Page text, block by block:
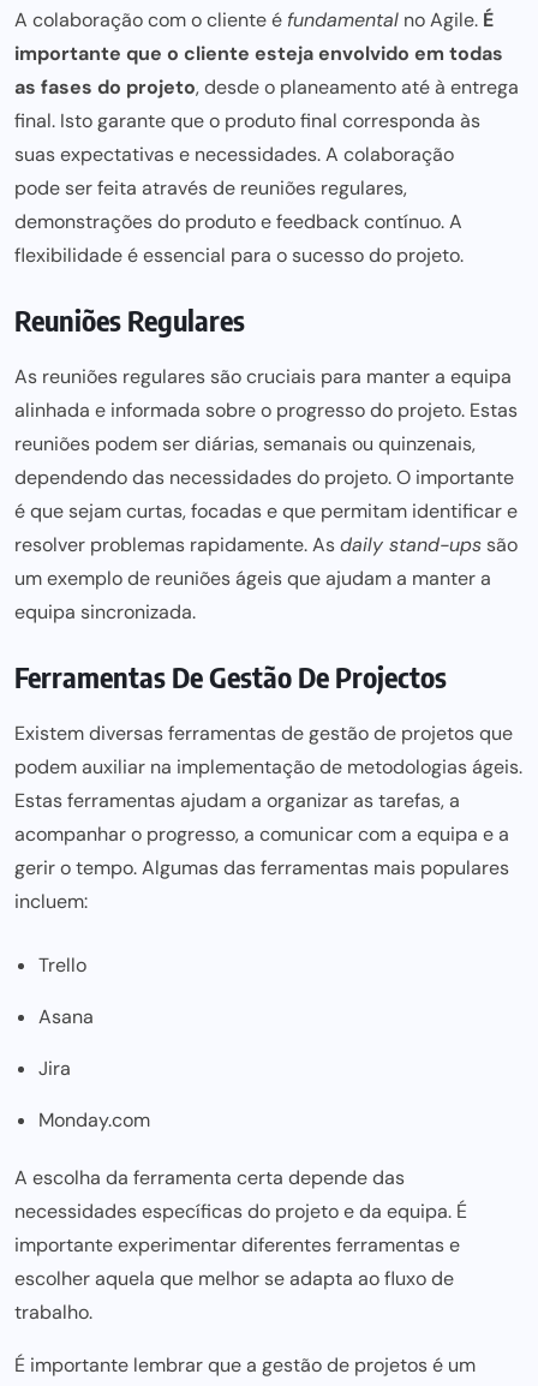
A colaboração com o cliente é fundamental no Agile. É
importante que o cliente esteja envolvido em todas
as fases do projeto, desde o planeamento até à entrega
final. Isto garante que o produto final corresponda às
suas expectativas e necessidades. A colaboração
pode serfeita através de reuniões regulares,
demonstrações do produto e feedback contínuo. A
flexibilidade é essencial para o sucesso do projeto.
Reuniões Regulares
As reuniões regulares são cruciais para manter a equipa
alinhada e informada sobre o progresso do projeto. Estas
reuniões podem serdiárias, semanais ou quinzenais,
dependendo das necessidades do projeto. O importante
é que sejam curtas, focadas e que permitam identificar e
resolver problemas rapidamente. Asdaily stand-upssão
um exemplo de reuniões ágeis que ajudam a manter a
equipa sincronizada.
Ferramentas De Gestão De Projectos
Existem diversas ferramentas degestão de projetosque
podem auxiliar na implementação de metodologias ágeis.
Estas ferramentas ajudam a organizar as tarefas,a
acompanhar o progresso, a comunicar com a equipa e a
gerir o tempo. Algumas das ferramentas mais populares
incluem:
Trello
Asana
Jira
Monday.com
A escolha da ferramenta certa depende das
necessidades específicas do projeto e da equipa. É
importante experimentar diferentes ferramentas e
escolher aquela que melhorse adapta ao fluxo de
trabalho.
É importante lembrar que a gestão de projetosé um